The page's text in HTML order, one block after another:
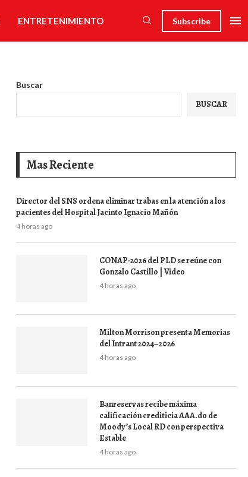
ENTRETENIMIENTO Subscribe
Buscar
BUSCAR
Mas Reciente
Director del SNS ordena eliminar trabas en la atención a los
pacientes del Hospital Jacinto Ignacio Mañón
4 horas ago
CONAP-2026 del PLD se reúne con
Gonzalo Castillo | Video
4 horas ago
Milton Morrison presenta Memorias
del Intrant 2024–2026
4 horas ago
Banreservas recibe máxima
calificación crediticia AAA.do de
Moody’s Local RD con perspectiva
Estable
4 horas ago